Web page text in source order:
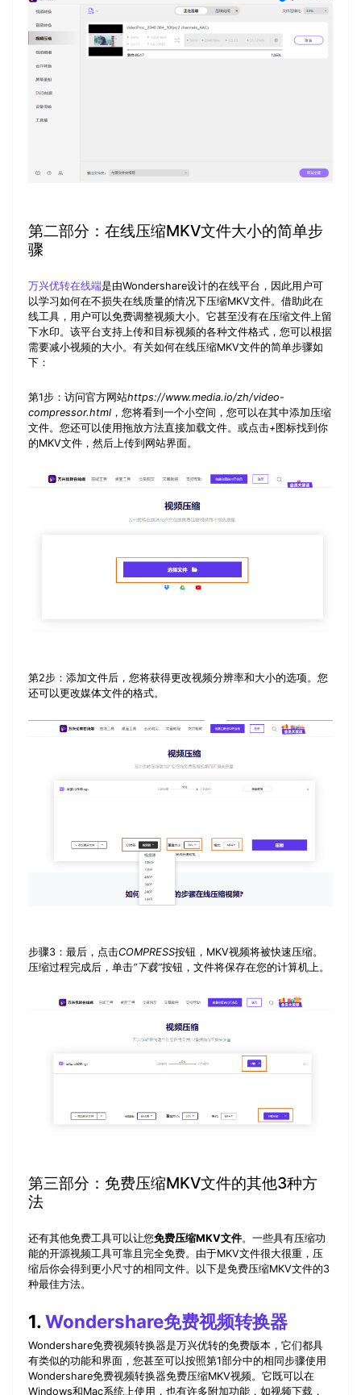
第二部分：在线压缩MKV文件大小的简单步
骤
万兴优转在线端是由Wondershare设计的在线平台，因此用户可
以学习如何在不损失在线质量的情况下压缩MKV文件。借助此在
线工具，用户可以免费调整视频大小。它甚至没有在压缩文件上留
下水印。该平台支持上传和目标视频的各种文件格式，您可以根据
需要减小视频的大小。有关如何在线压缩MKV文件的简单步骤如
下：
第1步：访问官方网站https://www.media.io/zh/video-
compressor.html ，您将看到一个小空间，您可以在其中添加压缩
文件。您还可以使用拖放方法直接加载文件。或点击+图标找到你
的MKV文件，然后上传到网站界面。
第2步：添加文件后，您将获得更改视频分辨率和大小的选项。您
还可以更改媒体文件的格式。
步骤3：最后，点击COMPRESS按钮，MKV视频将被快速压缩。
压缩过程完成后，单击“下载”按钮，文件将保存在您的计算机上。
第三部分：免费压缩MKV文件的其他3种方
法
还有其他免费工具可以让您免费压缩MKV文件。一些具有压缩功
能的开源视频工具可靠且完全免费。由于MKV文件很大很重，压
缩后你会得到更小尺寸的相同文件。以下是免费压缩MKV文件的3
种最佳方法。
1.Wondershare免费视频转换器
Wondershare免费视频转换器是万兴优转的免费版本，它们都具
有类似的功能和界面，您甚至可以按照第1部分中的相同步骤使用
Wondershare免费视频转换器免费压缩MKV视频。它既可以在
Windows和Mac系统上使用，也有许多附加功能，如视频下载，